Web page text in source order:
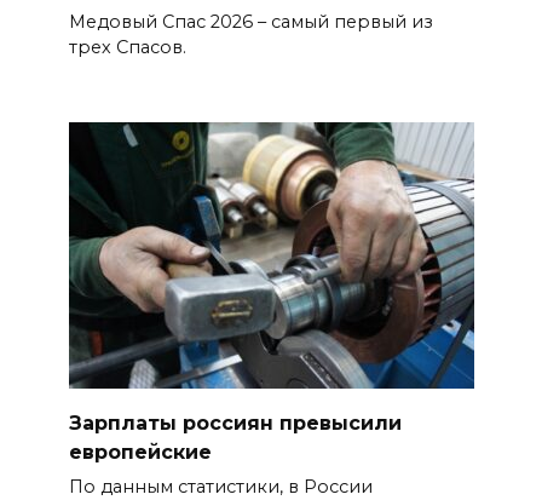
Медовый Спас 2026 – самый первый из
трех Спасов.
Зарплаты россиян превысили
европейские
По данным статистики, в России